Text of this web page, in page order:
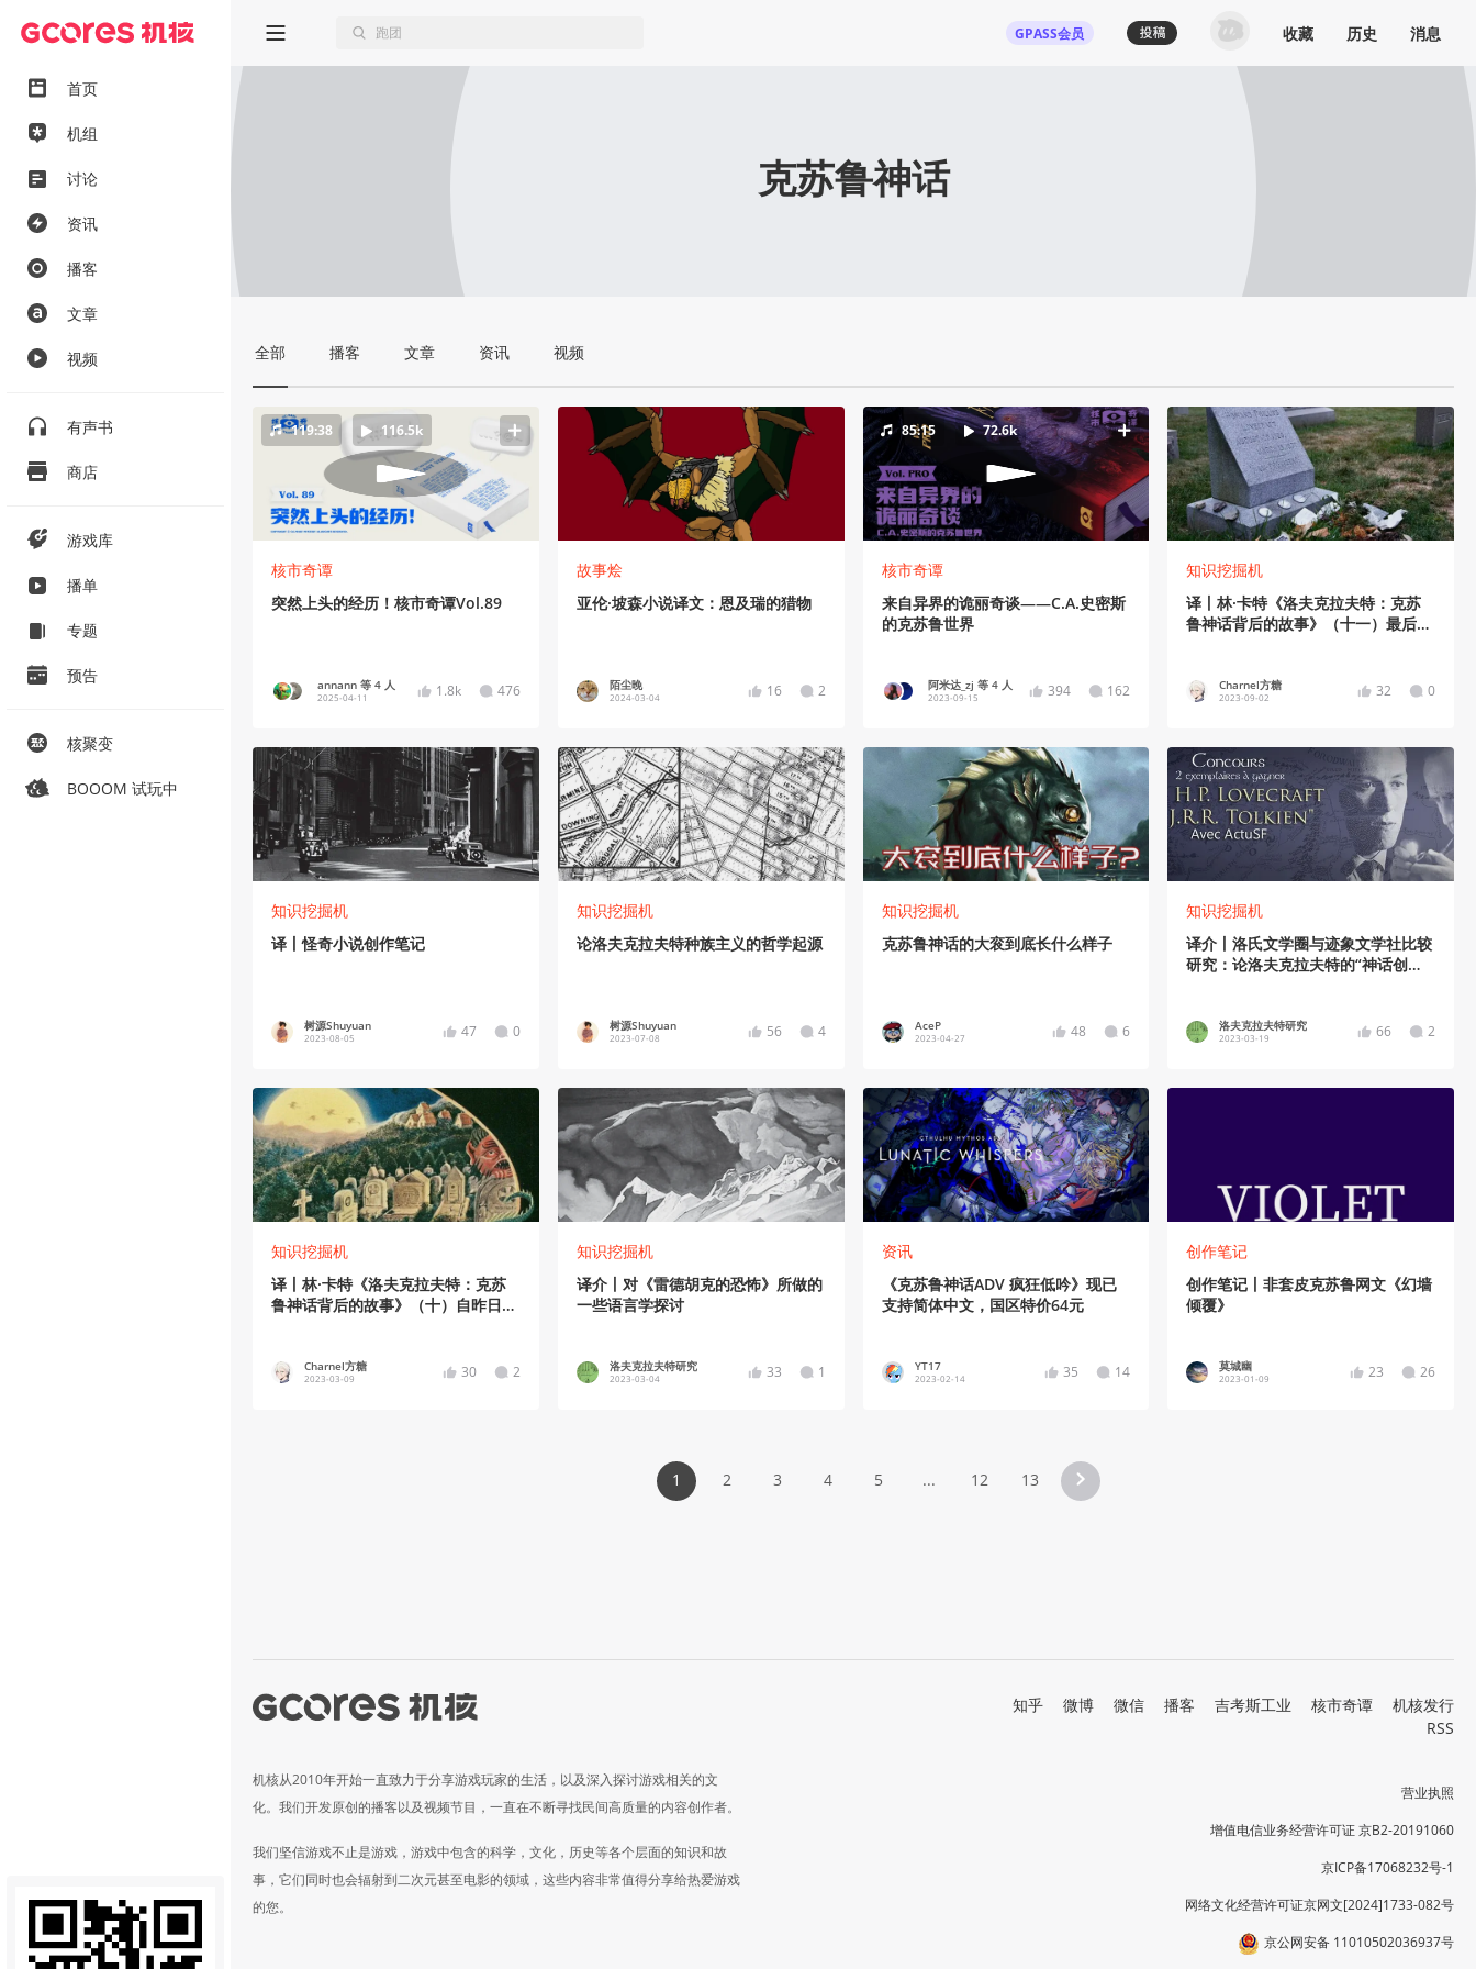
首页
机组
讨论
资讯
播客
文章
视频
有声书
商店
游戏库
播单
专题
预告
核聚变
BOOOM 试玩中
GPASS会员 收藏 历史 消息
克苏鲁神话
全部 播客 文章 资讯 视频
119:38 116.5k
核市奇谭
突然上头的经历！核市奇谭Vol.89
annann 等 4 人
2025-04-11 1.8k 476
故事烩
亚伦·坡森小说译文：恩及瑞的猎物
陌尘晚
2024-03-04 16 2
85:15 72.6k
核市奇谭
来自异界的诡丽奇谈——C.A.史密斯
的克苏鲁世界
阿米达_zj 等 4 人
2023-09-15 394 162
知识挖掘机
译丨林·卡特《洛夫克拉夫特：克苏
鲁神话背后的故事》（十一）最后一
Charnel方糖
2023-09-02 32 0
知识挖掘机
译丨怪奇小说创作笔记
树源Shuyuan
2023-08-05 47 0
知识挖掘机
论洛夫克拉夫特种族主义的哲学起源
树源Shuyuan
2023-07-08 56 4
知识挖掘机
克苏鲁神话的大衮到底长什么样子
AceP
2023-04-27 48 6
知识挖掘机
译介丨洛氏文学圈与迹象文学社比较
研究：论洛夫克拉夫特的“神话创造
洛夫克拉夫特研究
2023-03-19 66 2
知识挖掘机
译丨林·卡特《洛夫克拉夫特：克苏
鲁神话背后的故事》（十）自昨日而
Charnel方糖
2023-03-09 30 2
知识挖掘机
译介丨对《雷德胡克的恐怖》所做的
一些语言学探讨
洛夫克拉夫特研究
2023-03-04 33 1
资讯
《克苏鲁神话ADV 疯狂低吟》现已
支持简体中文，国区特价64元
YT17
2023-02-14 35 14
创作笔记
创作笔记丨非套皮克苏鲁网文《幻墙
倾覆》
莫城幽
2023-01-09 23 26
1 2 3 4 5 ... 12 13
机核从2010年开始一直致力于分享游戏玩家的生活，以及深入探讨游戏相关的文
化。我们开发原创的播客以及视频节目，一直在不断寻找民间高质量的内容创作者。
我们坚信游戏不止是游戏，游戏中包含的科学，文化，历史等各个层面的知识和故
事，它们同时也会辐射到二次元甚至电影的领域，这些内容非常值得分享给热爱游戏
的您。
知乎 微博 微信 播客 吉考斯工业 核市奇谭
机核发行
RSS
营业执照
增值电信业务经营许可证 京B2-20191060
京ICP备17068232号-1
网络文化经营许可证京网文[2024]1733-082号
京公网安备 11010502036937号